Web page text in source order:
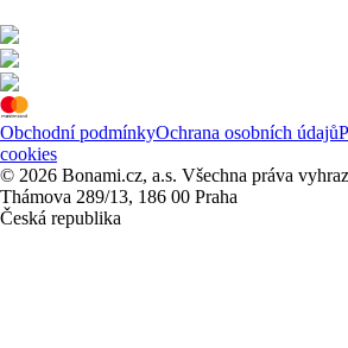
Obchodní podmínkyOchrana osobních údajů
cookies
© 2026 Bonami.cz, a.s. Všechna práva
Thámova 289/13, 186 00 Praha
Česká republika